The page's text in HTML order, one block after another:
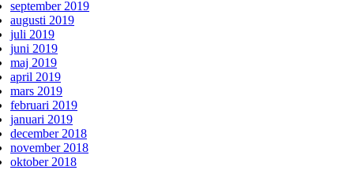
september 2019
augusti 2019
juli 2019
juni 2019
maj 2019
april 2019
mars 2019
februari 2019
januari 2019
december 2018
november 2018
oktober 2018